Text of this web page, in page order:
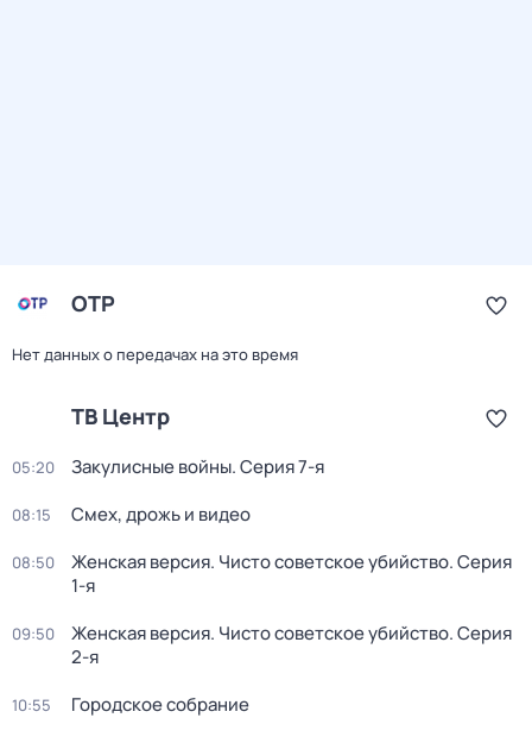
ОТР
Нет данных о передачах на это время
ТВ Центр
05:20 Закулисные войны. Серия 7-я
08:15 Смех, дрожь и видео
08:50 Женская версия. Чисто советское убийство. Серия
1-я
09:50 Женская версия. Чисто советское убийство. Серия
2-я
10:55 Городское собрание